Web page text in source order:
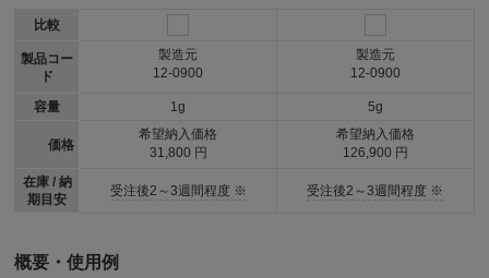
比較
製品コー
ド
容量
価格
在庫 / 納
期目安
製造元
12-0900
1g
希望納入価格
31,800 円
受注後2～3週間程度 ※
製造元
12-0900
5g
希望納入価格
126,900 円
受注後2～3週間程度 ※
概要・使用例